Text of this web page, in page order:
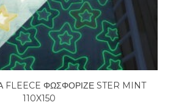
FLEECE ΦΩΣΦΟΡΙΖΕ STER MINT
110X150